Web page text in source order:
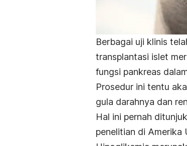
Berbagai uji klinis
transplantasi islet
fungsi pankreas
Prosedur ini tentu
gula darahnya dan
Hal ini pernah
penelitian di Amerika